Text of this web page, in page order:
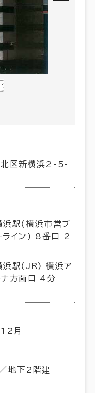
北区新横浜2-5-
浜駅(横浜市営ブ
ライン) 8番口 2
浜駅(JR) 横浜ア
ナ方面口 4分
月
地下2階建